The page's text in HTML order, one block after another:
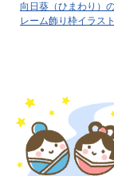
向日葵（ひまわり）
レーム飾り枠イラスト